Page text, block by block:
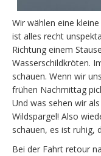
Wir wählen eine
ist alles recht
Richtung einem
Wasserschildkröten.
schauen. Wenn wir
frühen Nachmittag
Und was sehen wir
Wildspargel! Also
schauen, es ist ruhig,
Bei der Fahrt retour